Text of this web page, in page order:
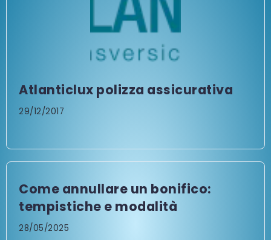
Atlanticlux polizza assicurativa
29/12/2017
Come annullare un bonifico:
tempistiche e modalità
28/05/2025